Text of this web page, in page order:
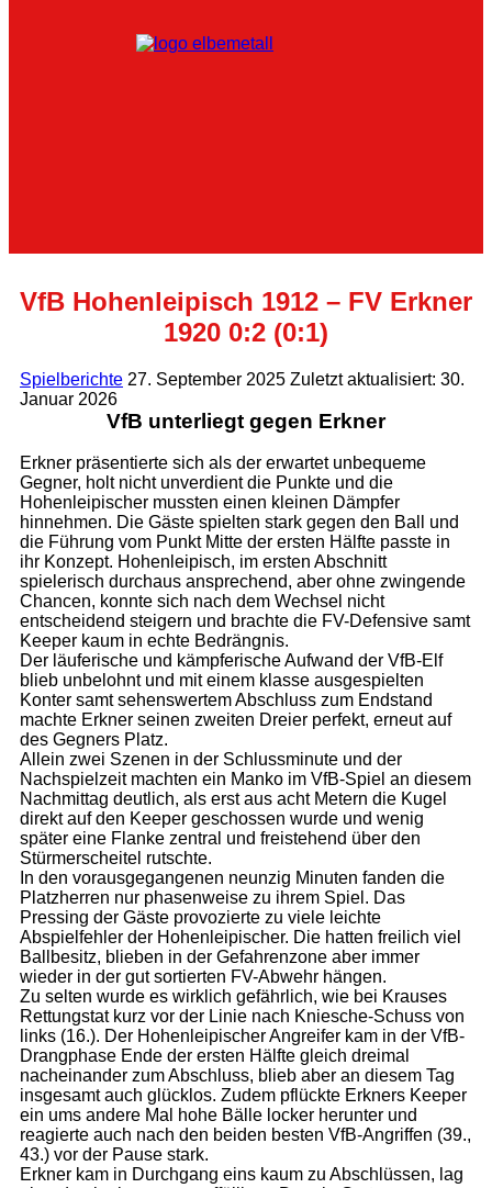
VfB Hohenleipisch 1912 – FV Erkner
1920 0:2 (0:1)
Spielberichte 27. September 2025 Zuletzt aktualisiert: 30.
Januar 2026
VfB unterliegt gegen Erkner
Erkner präsentierte sich als der erwartet unbequeme
Gegner, holt nicht unverdient die Punkte und die
Hohenleipischer mussten einen kleinen Dämpfer
hinnehmen. Die Gäste spielten stark gegen den Ball und
die Führung vom Punkt Mitte der ersten Hälfte passte in
ihr Konzept. Hohenleipisch, im ersten Abschnitt
spielerisch durchaus ansprechend, aber ohne zwingende
Chancen, konnte sich nach dem Wechsel nicht
entscheidend steigern und brachte die FV-Defensive samt
Keeper kaum in echte Bedrängnis.
Der läuferische und kämpferische Aufwand der VfB-Elf
blieb unbelohnt und mit einem klasse ausgespielten
Konter samt sehenswertem Abschluss zum Endstand
machte Erkner seinen zweiten Dreier perfekt, erneut auf
des Gegners Platz.
Allein zwei Szenen in der Schlussminute und der
Nachspielzeit machten ein Manko im VfB-Spiel an diesem
Nachmittag deutlich, als erst aus acht Metern die Kugel
direkt auf den Keeper geschossen wurde und wenig
später eine Flanke zentral und freistehend über den
Stürmerscheitel rutschte.
In den vorausgegangenen neunzig Minuten fanden die
Platzherren nur phasenweise zu ihrem Spiel. Das
Pressing der Gäste provozierte zu viele leichte
Abspielfehler der Hohenleipischer. Die hatten freilich viel
Ballbesitz, blieben in der Gefahrenzone aber immer
wieder in der gut sortierten FV-Abwehr hängen.
Zu selten wurde es wirklich gefährlich, wie bei Krauses
Rettungstat kurz vor der Linie nach Kniesche-Schuss von
links (16.). Der Hohenleipischer Angreifer kam in der VfB-
Drangphase Ende der ersten Hälfte gleich dreimal
nacheinander zum Abschluss, blieb aber an diesem Tag
insgesamt auch glücklos. Zudem pflückte Erkners Keeper
ein ums andere Mal hohe Bälle locker herunter und
reagierte auch nach den beiden besten VfB-Angriffen (39.,
43.) vor der Pause stark.
Erkner kam in Durchgang eins kaum zu Abschlüssen, lag